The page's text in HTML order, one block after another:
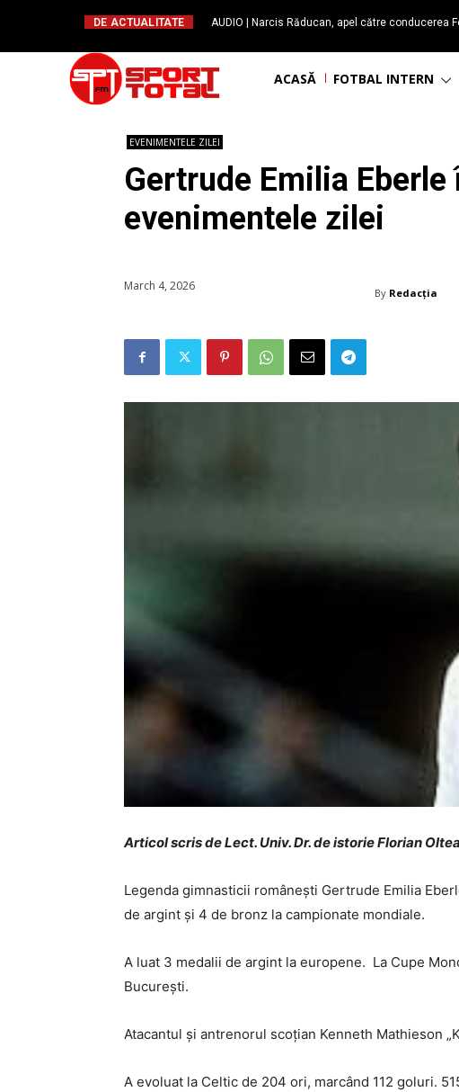
DE ACTUALITATE
AUDIO | Narcis Răducan, apel către conducerea
ACASĂ FOTBAL INTERN
EVENIMENTELE ZILEI
Gertrude Emilia
evenimentele zilei
March 4, 2026 By Redacția
Articol scris de Lect. Univ. Dr. de istorie Florian
Legenda gimnasticii românești Gertrude Emilia
de argint și 4 de bronz la campionate mondiale.
A luat 3 medalii de argint la europene. La Cupe
București.
Atacantul și antrenorul scoțian Kenneth Mathieson
A evoluat la Celtic de 204 ori, marcând 112 goluri.